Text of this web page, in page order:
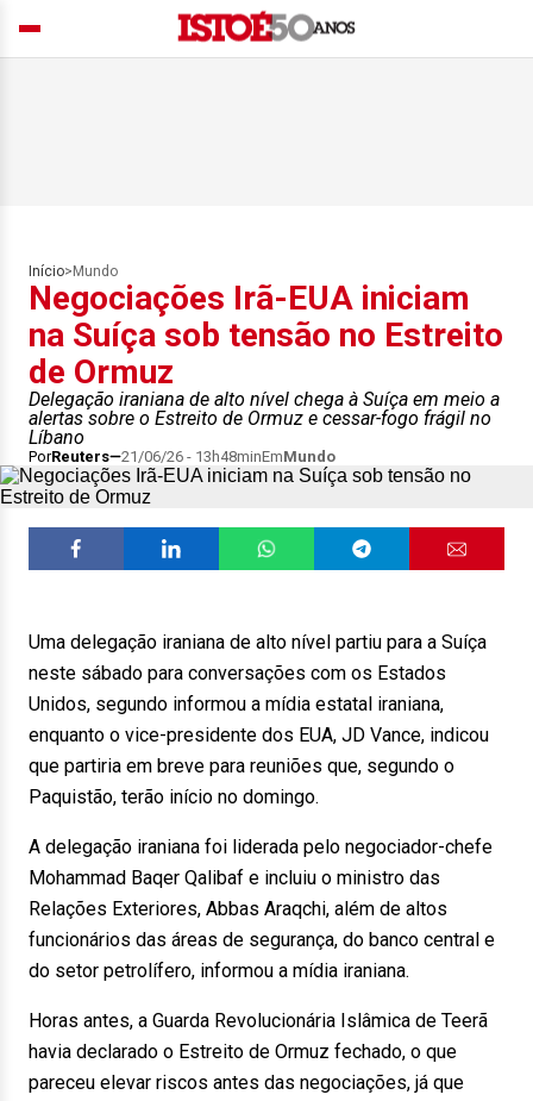
Início> Mundo
Negociações Irã-EUA iniciam
na Suíça sob tensão no Estreito
de Ormuz
Delegação iraniana de alto nível chega à Suíça em meio a
alertas sobre o Estreito de Ormuz e cessar-fogo frágil no
Líbano
PorReuters 21/06/26 - 13h48minEmMundo
Uma delegação iraniana de alto nível partiu para a Suíça
neste sábado para conversações com os Estados
Unidos, segundo informou a mídia estatal iraniana,
enquanto o vice-presidente dos EUA, JD Vance, indicou
que partiria em breve para reuniões que, segundo o
Paquistão, terão início no domingo.
A delegação iraniana foi liderada pelo negociador-chefe
Mohammad Baqer Qalibaf e incluiu o ministro das
Relações Exteriores, Abbas Araqchi, além de altos
funcionários das áreas de segurança, do banco central e
do setor petrolífero, informou a mídia iraniana.
Horas antes, a Guarda Revolucionária Islâmica de Teerã
havia declarado o Estreito de Ormuz fechado, o que
pareceu elevar riscos antes das negociações, já que